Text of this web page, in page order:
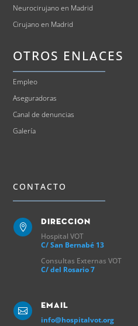
Neurocirujano en Madrid
Cirujano en Madrid
OTROS ENLACES
Empleo
Aseguradoras
Canal de denuncias
Galería
CONTACTO

Direccion
Hospital VOT
C/ San Bernabé 13
Consultas Externas VOT
C/ del Rosario 7

Email
info@hospitalvot.org